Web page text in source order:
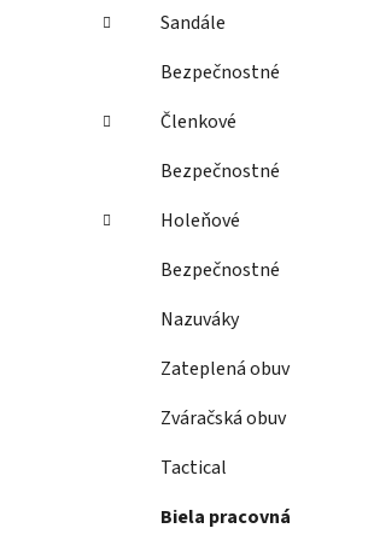
l
Sandále
Bezpečnostné
Členkové
Bezpečnostné
Holeňové
Bezpečnostné
Nazuváky
Zateplená obuv
Zváračská obuv
Tactical
Biela pracovná